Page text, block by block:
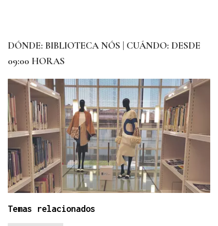
DÓNDE: BIBLIOTECA NÓS | CUÁNDO: DESDE
09:00 HORAS
Temas relacionados